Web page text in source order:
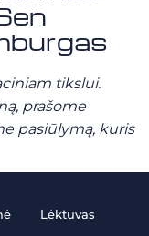
tikslui.
prašome
pasiūlymą, kuris
Lėktuvas